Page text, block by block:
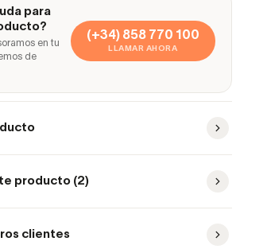
para
en tu
de
(+34) 858 770 100
LLAMAR AHORA
producto (2)
clientes